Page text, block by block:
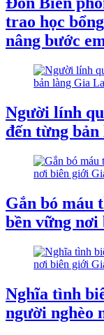
trao học
nâng bước
Người lính
đến từng
Gắn bó máu
bền vững
Nghĩa tình
người nghèo